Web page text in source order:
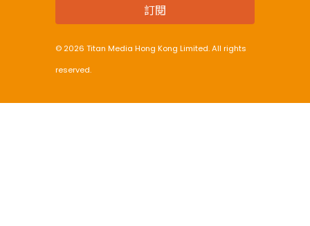
訂閱
© 2026 Titan Media Hong Kong Limited. All rights
reserved.